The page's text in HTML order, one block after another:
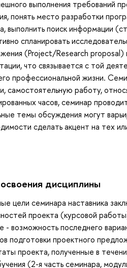
выполнения требований
понять место разработки
выполнить поиск информации
спланировать
(Project/Research proposal)
что связывается с той
профессиональной жизни.
самостоятельную работу,
часов, семинар
темы обсуждения могут
сделать акцент на тех
дисциплины
цели семинара наставника
проекта (курсовой
- возможность последнего
подготовки проектного
проекта, полученные в
(2-я часть семинара,